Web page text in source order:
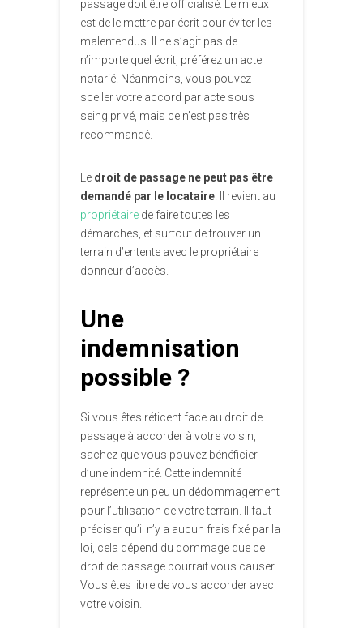
passage doit être officialisé. Le mieux
est de le mettre par écrit pour éviter les
malentendus. Il ne s’agit pas de
n’importe quel écrit, préférez un acte
notarié. Néanmoins, vous pouvez
sceller votre accord par acte sous
seing privé, mais ce n’est pas très
recommandé.
Le droit de passage ne peut pas être
demandé par le locataire . Il revient au
propriétaire de faire toutes les
démarches, et surtout de trouver un
terrain d’entente avec le propriétaire
donneur d’accès.
Une
indemnisation
possible ?
Si vous êtes réticent face au droit de
passage à accorder à votre voisin,
sachez que vous pouvez bénéficier
d’une indemnité. Cette indemnité
représente un peu un dédommagement
pour l’utilisation de votre terrain. Il faut
préciser qu’il n’y a aucun frais fixé par la
loi, cela dépend du dommage que ce
droit de passage pourrait vous causer.
Vous êtes libre de vous accorder avec
votre voisin.